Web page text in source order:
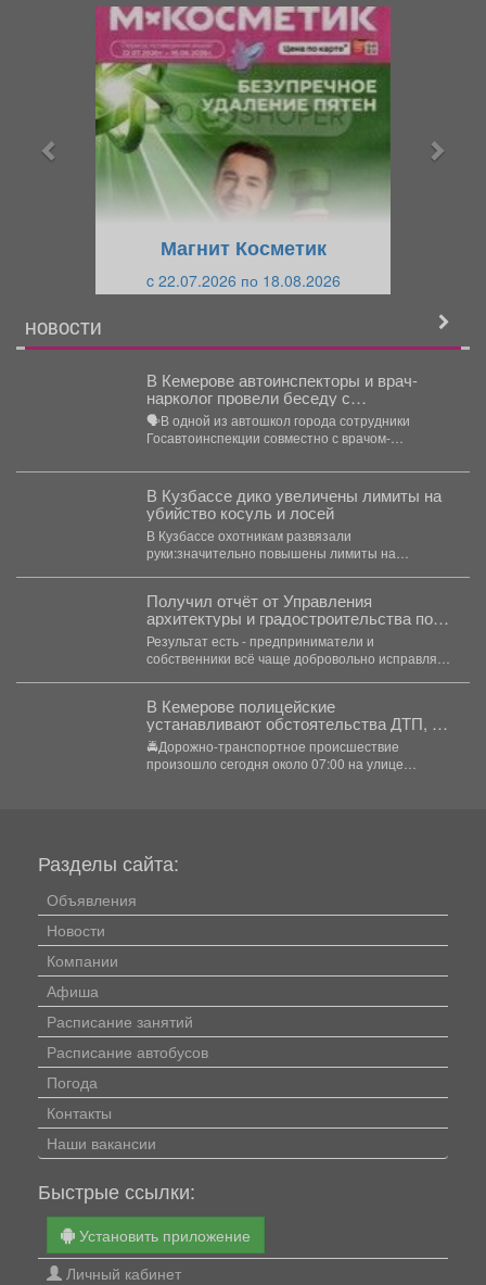
Магнит Косметик
c 22.07.2026 по 18.08.2026
НОВОСТИ
В Кемерове автоинспекторы и врач-
нарколог провели беседу с
начинающими водителями в автошколе.
🗣В одной из автошкол города сотрудники
Госавтоинспекции совместно с врачом-
клинического наркологического диспансера
провели...
В Кузбассе дико увеличены лимиты на
убийство косуль и лосей
В Кузбассе охотникам развязали
руки:значительно повышены лимиты на
Получил отчёт от Управления
архитектуры и градостроительства по
борьбе с несанкционированной
рекламой и приведению фасадов в
порядок.
Результат есть - предприниматели и
собственники всё чаще добровольно исправляют
В Кемерове полицейские
устанавливают обстоятельства ДТП, в
котором погиб несовершеннолетний
водитель кроссового мотоцикла
🚔Дорожно-транспортное происшествие
произошло сегодня около 07:00 на улице
Разделы сайта:
Объявления
Новости
Компании
Афиша
Расписание занятий
Расписание автобусов
Погода
Контакты
Наши вакансии
Быстрые ссылки:
Установить приложение
Личный кабинет